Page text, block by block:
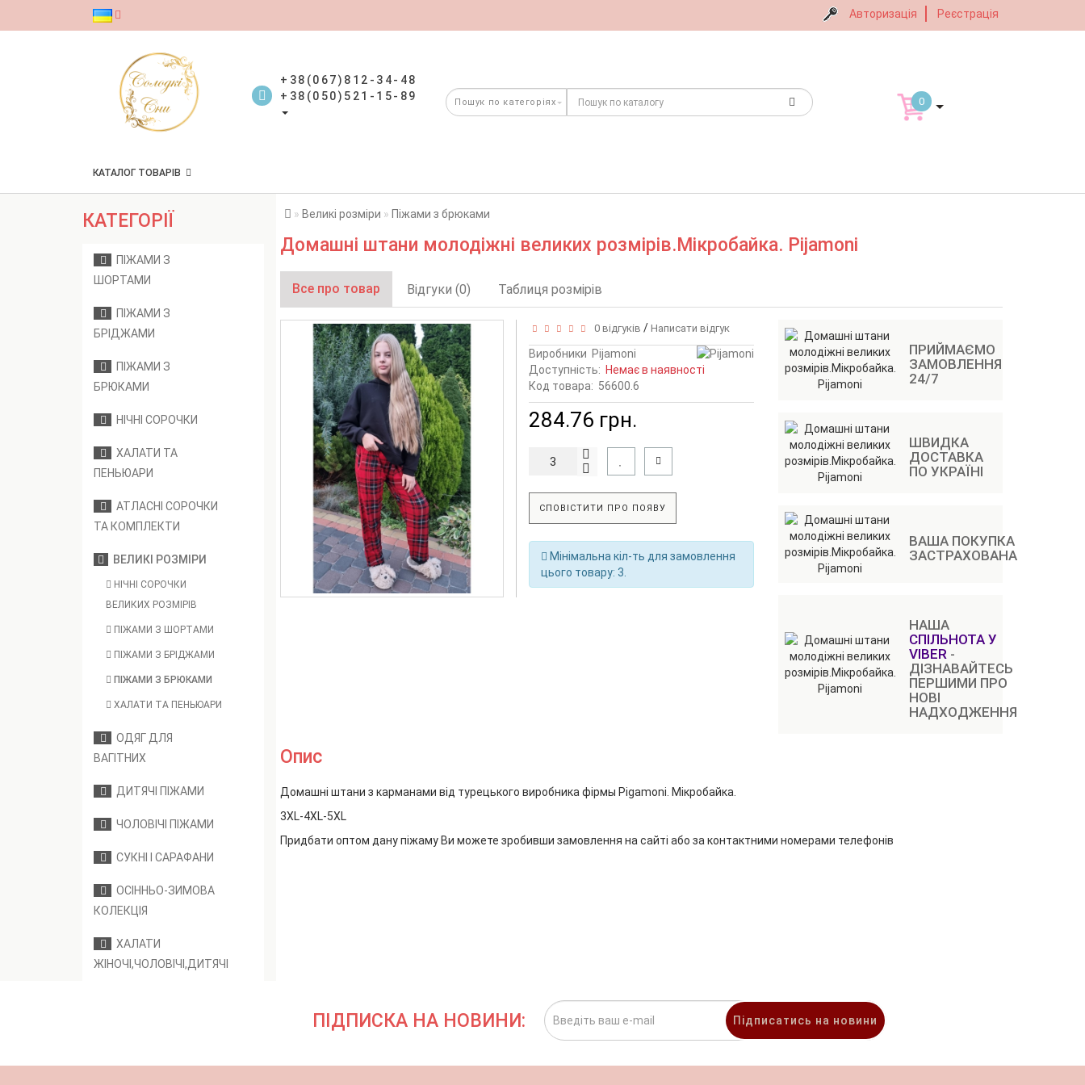
Авторизація Реєстрація
+38(067)812-34-48
+38(050)521-15-89
0
КАТАЛОГ ТОВАРІВ
КАТЕГОРІЇ
ПІЖАМИ З
ШОРТАМИ
ПІЖАМИ З
БРІДЖАМИ
ПІЖАМИ З
БРЮКАМИ
НІЧНІ СОРОЧКИ
ХАЛАТИ ТА
ПЕНЬЮАРИ
АТЛАСНІ СОРОЧКИ
ТА КОМПЛЕКТИ
ВЕЛИКІ РОЗМІРИ
НІЧНІ СОРОЧКИ
ВЕЛИКИХ РОЗМІРІВ
ПІЖАМИ З ШОРТАМИ
ПІЖАМИ З БРІДЖАМИ
ПІЖАМИ З БРЮКАМИ
ХАЛАТИ ТА ПЕНЬЮАРИ
ОДЯГ ДЛЯ
ВАГІТНИХ
ДИТЯЧІ ПІЖАМИ
ЧОЛОВІЧІ ПІЖАМИ
СУКНІ І САРАФАНИ
ОСІННЬО-ЗИМОВА
КОЛЕКЦІЯ
ХАЛАТИ
ЖІНОЧІ,ЧОЛОВІЧІ,ДИТЯЧІ
Великі розміри Піжами з брюками
Домашні штани молодіжні великих розмірів.Мікробайка. Pijamoni
Все про товар Відгуки (0) Таблиця розмірів
0 відгуків / Написати відгук
Виробники Pijamoni
Доступність: Немає в наявності
Код товара: 56600.6
284.76 грн.
СПОВІСТИТИ ПРО ПОЯВУ
Мінімальна кіл-ть для замовлення
цього товару: 3.
ПРИЙМАЄМО
ЗАМОВЛЕННЯ
24/7
ШВИДКА
ДОСТАВКА
ПО УКРАЇНІ
ВАША ПОКУПКА
ЗАСТРАХОВАНА
НАША
СПІЛЬНОТА У
VIBER-
ДІЗНАВАЙТЕСЬ
ПЕРШИМИ ПРО
НОВІ
НАДХОДЖЕННЯ
Опис
Домашні штани з карманами від турецького виробника фірмы Pigamoni. Мікробайка.
3XL-4XL-5XL
Придбати оптом дану піжаму Ви можете зробивши замовлення на сайті або за контактними номерами телефонів
ПІДПИСКА НА НОВИНИ: Підписатись на новини